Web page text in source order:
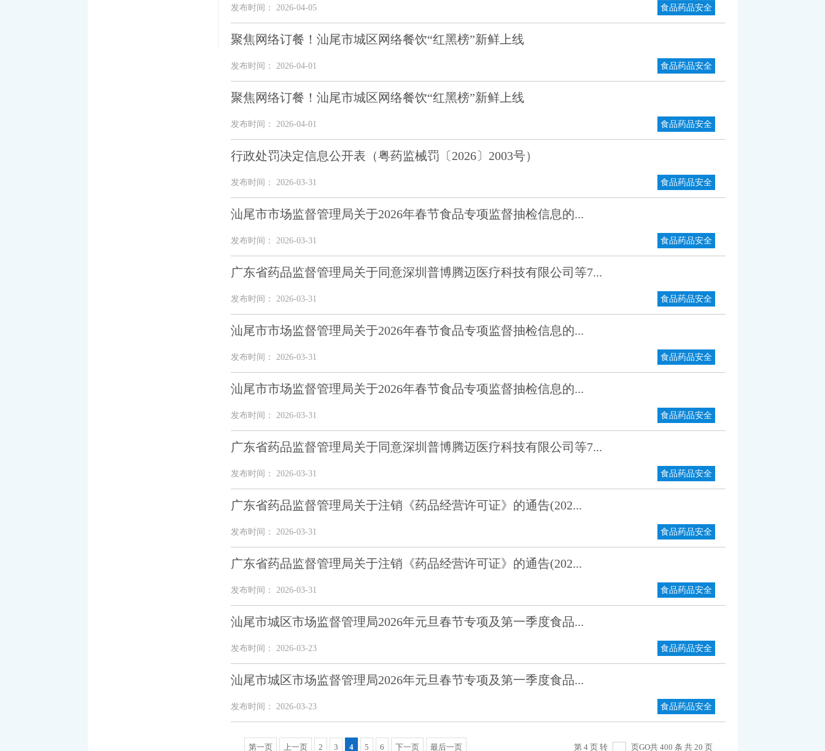
发布时间： 2026-04-05 食品药品安全
聚焦网络订餐！汕尾市城区网络餐饮“红黑榜”新鲜上线
发布时间： 2026-04-01 食品药品安全
聚焦网络订餐！汕尾市城区网络餐饮“红黑榜”新鲜上线
发布时间： 2026-04-01 食品药品安全
行政处罚决定信息公开表（粤药监械罚〔2026〕2003号）
发布时间： 2026-03-31 食品药品安全
汕尾市市场监督管理局关于2026年春节食品专项监督抽检信息的...
发布时间： 2026-03-31 食品药品安全
广东省药品监督管理局关于同意深圳普博腾迈医疗科技有限公司等7...
发布时间： 2026-03-31 食品药品安全
汕尾市市场监督管理局关于2026年春节食品专项监督抽检信息的...
发布时间： 2026-03-31 食品药品安全
汕尾市市场监督管理局关于2026年春节食品专项监督抽检信息的...
发布时间： 2026-03-31 食品药品安全
广东省药品监督管理局关于同意深圳普博腾迈医疗科技有限公司等7...
发布时间： 2026-03-31 食品药品安全
广东省药品监督管理局关于注销《药品经营许可证》的通告(202...
发布时间： 2026-03-31 食品药品安全
广东省药品监督管理局关于注销《药品经营许可证》的通告(202...
发布时间： 2026-03-31 食品药品安全
汕尾市城区市场监督管理局2026年元旦春节专项及第一季度食品...
发布时间： 2026-03-23 食品药品安全
汕尾市城区市场监督管理局2026年元旦春节专项及第一季度食品...
发布时间： 2026-03-23 食品药品安全
第一页 上一页 2 3 4 5 6 下一页 最后一页 第 4 页 转 页GO共 400 条 共 20 页